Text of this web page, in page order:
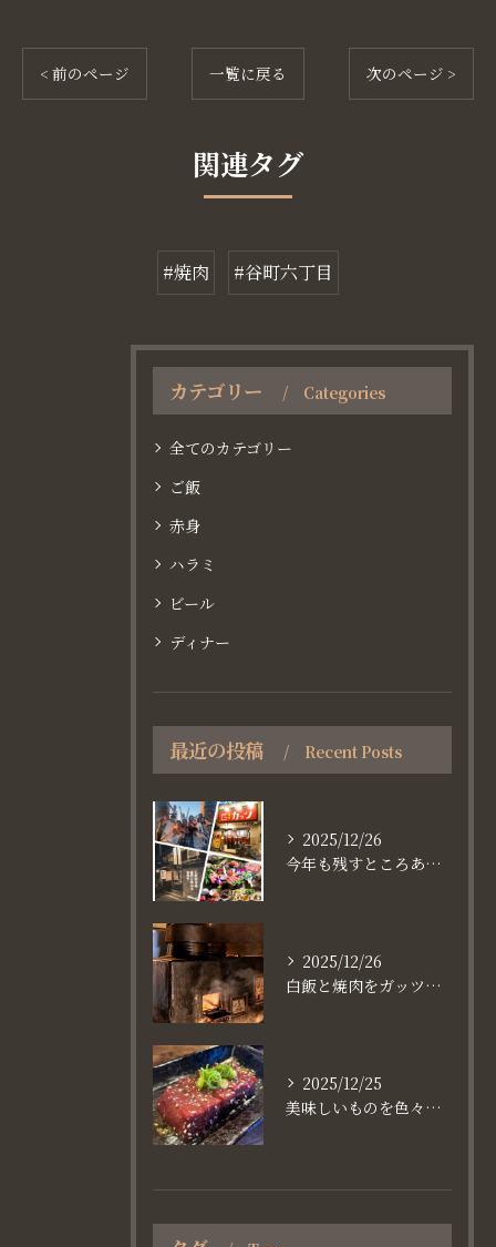
< 前のページ 一覧に戻る 次のページ >
関連タグ
#焼肉 #谷町六丁目
カテゴリー Categories
全てのカテゴリー
ご飯
赤身
ハラミ
ビール
ディナー
最近の投稿 Recent Posts
2025/12/26
今年も残すところあと、6日。
2025/12/26
白飯と焼肉をガッツり食べたいなら
2025/12/25
美味しいものを色々楽しめるのが #お店で焼肉